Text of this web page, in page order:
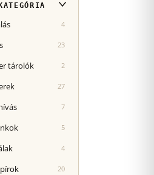
4
23
tárolók 2
27
7
5
4
20